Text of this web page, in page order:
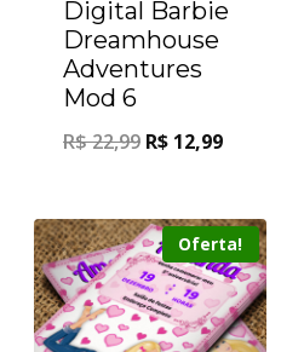
Digital Barbie
Dreamhouse
Adventures
Mod 6
R$22,99 R$ 12,99
Oferta!